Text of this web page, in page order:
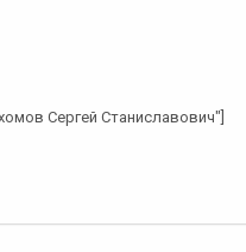
Сергей Станиславович"]